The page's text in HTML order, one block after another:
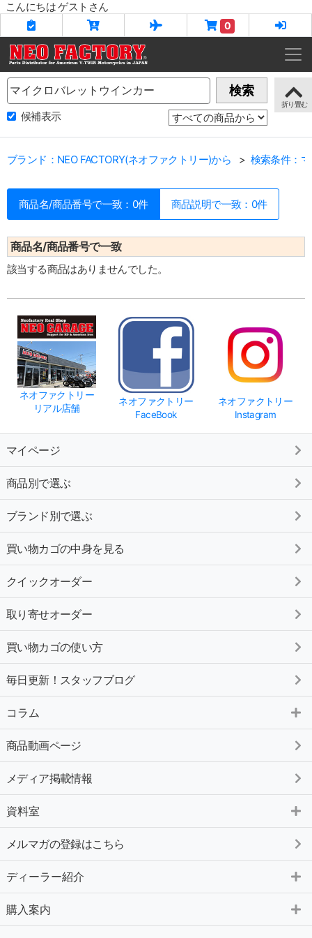
こんにちは ゲストさん
0
Name 検索
候補表示
ブランド：NEO FACTORY(ネオファクトリー)から 検索条件：
商品名/商品番号で一致：0件 商品説明で一致：0件
商品名/商品番号で一致
該当する商品はありませんでした。
ネオファクトリー
リアル店舗
ネオファクトリー
FaceBook
ネオファクトリー
Instagram
マイページ
商品別で選ぶ
ブランド別で選ぶ
買い物カゴの中身を見る
クイックオーダー
取り寄せオーダー
買い物カゴの使い方
毎日更新！スタッフブログ
コラム
商品動画ページ
メディア掲載情報
資料室
メルマガの登録はこちら
ディーラー紹介
購入案内